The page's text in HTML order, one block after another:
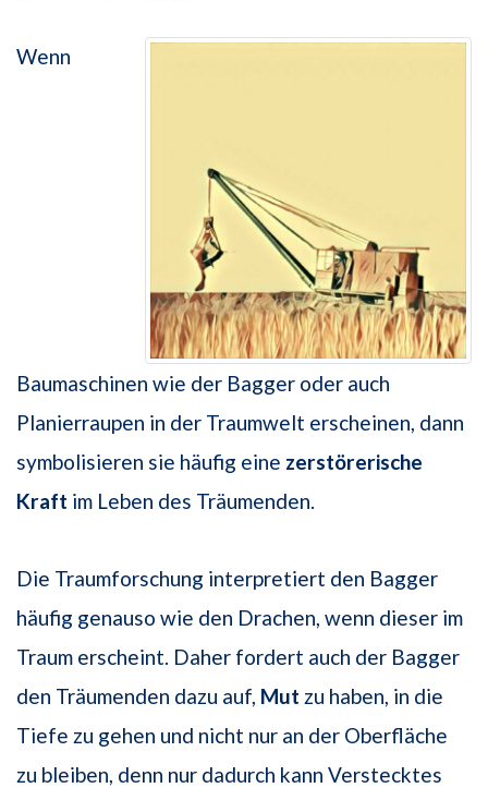
Wenn
Baumaschinen wie der Bagger oder auch
Planierraupen in der Traumwelt erscheinen, dann
symbolisieren sie häufig eine zerstörerische
Kraft im Leben des Träumenden.
Die Traumforschung interpretiert den Bagger
häufig genauso wie den Drachen, wenn dieser im
Traum erscheint. Daher fordert auch der Bagger
den Träumenden dazu auf, Mut zu haben, in die
Tiefe zu gehen und nicht nur an der Oberfläche
zu bleiben, denn nur dadurch kann Verstecktes